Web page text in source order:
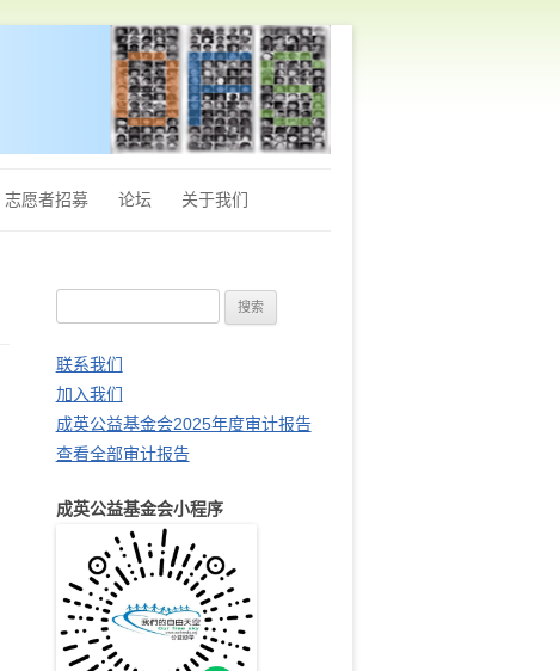
志愿者招募 论坛 关于我们
：
联系我们
加入我们
成英公益基金会2025年度审计报告
查看全部审计报告
成英公益基金会小程序